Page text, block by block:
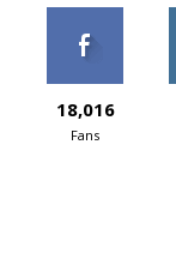
18,016
Fans